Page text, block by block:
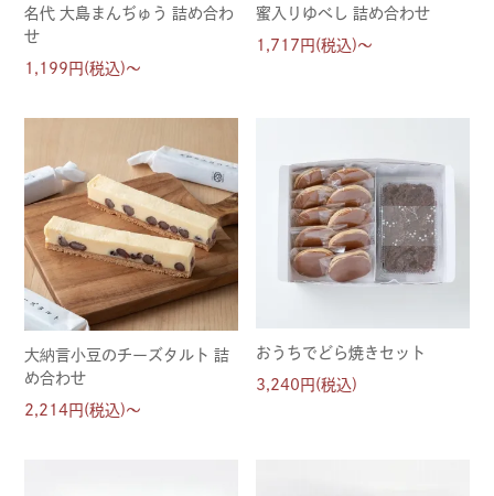
名代 大島まんぢゅう 詰め合わ
せ
1,199円(税込)～
蜜入りゆべし 詰め合わせ
1,717円(税込)～
大納言小豆のチーズタルト 詰
め合わせ
2,214円(税込)～
おうちでどら焼きセット
3,240円(税込)